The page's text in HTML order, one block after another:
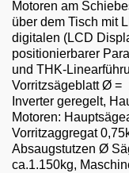
English
Motoren am
über dem Tisch mit
digitalen (LCD
positionierbarer
und THK-
Vorritzsägeblatt Ø =
Inverter geregelt,
Motoren:
Vorritzaggregat
Absaugstutzen Ø
ca.1.150kg,